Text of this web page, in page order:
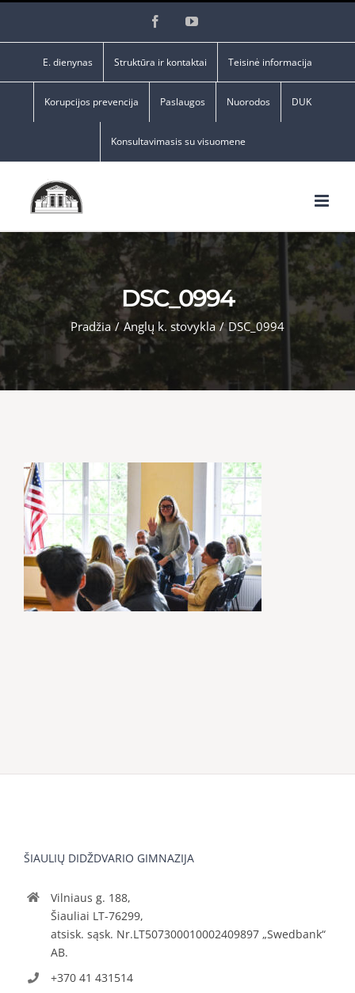
FacebookYouTube
E. dienynas Struktūra ir kontaktai Teisinė informacija
Korupcijos prevencija Paslaugos Nuorodos DUK
Konsultavimasis su visuomene
DSC_0994
Pradžia / Anglų k. stovykla / DSC_0994
ŠIAULIŲ DIDŽDVARIO GIMNAZIJA
Vilniaus g. 188,
Šiauliai LT-76299,
atsisk. sąsk. Nr.LT507300010002409897 „Swedbank“
AB.
+370 41 431514